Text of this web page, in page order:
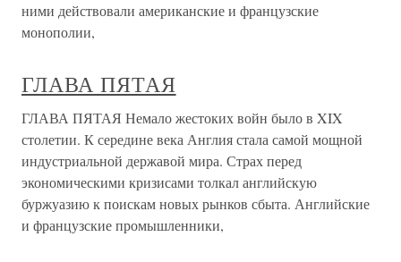
ними действовали американские и французские
монополии,
ГЛАВА ПЯТАЯ
ГЛАВА ПЯТАЯ Немало жестоких войн было в XIX
столетии. К середине века Англия стала самой мощной
индустриальной державой мира. Страх перед
экономическими кризисами толкал английскую
буржуазию к поискам новых рынков сбыта. Английские
и французские промышленники,